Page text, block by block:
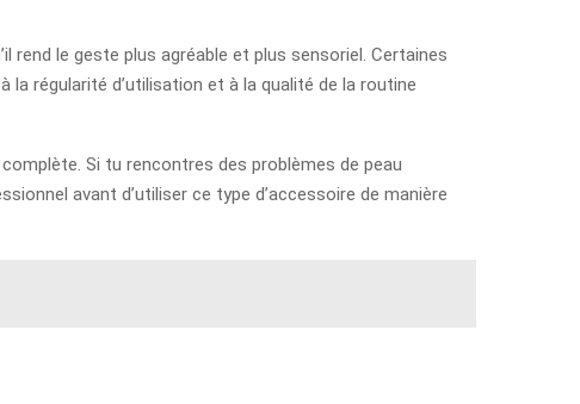
rend le geste plus agréable et plus sensoriel. Certaines
régularité d’utilisation et à la qualité de la routine
Si tu rencontres des problèmes de peau
avant d’utiliser ce type d’accessoire de manière